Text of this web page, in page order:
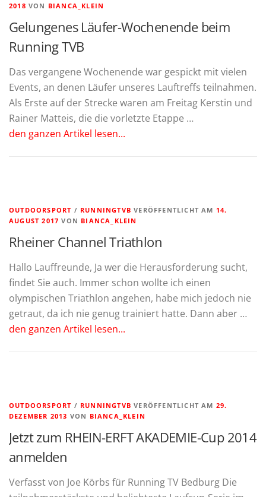
2018 VON BIANCA_KLEIN
Gelungenes Läufer-Wochenende beim
Running TVB
Das vergangene Wochenende war gespickt mit vielen
Events, an denen Läufer unseres Lauftreffs teilnahmen.
Als Erste auf der Strecke waren am Freitag Kerstin und
Rainer Matteis, die die vorletzte Etappe …
den ganzen Artikel lesen...
OUTDOORSPORT / RUNNINGTVB VERÖFFENTLICHT AM 14.
AUGUST 2017 VON BIANCA_KLEIN
Rheiner Channel Triathlon
Hallo Lauffreunde, Ja wer die Herausforderung sucht,
findet Sie auch. Immer schon wollte ich einen
olympischen Triathlon angehen, habe mich jedoch nie
getraut, da ich nie genug trainiert hatte. Dann aber …
den ganzen Artikel lesen...
OUTDOORSPORT / RUNNINGTVB VERÖFFENTLICHT AM 29.
DEZEMBER 2013 VON BIANCA_KLEIN
Jetzt zum RHEIN-ERFT AKADEMIE-Cup 2014
anmelden
Verfasst von Joe Körbs für Running TV Bedburg Die